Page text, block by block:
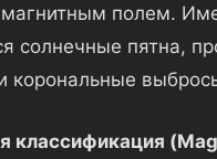
полем.
солнечные пятна,
корональные
классификация